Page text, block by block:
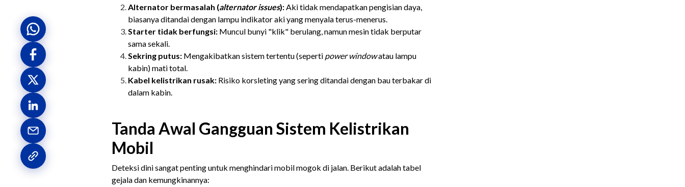
Alternator bermasalah (alternator issues):Aki tidak mendapatkan pengisian daya,
biasanya ditandai dengan lampu indikator aki yang menyala terus-menerus.
Starter tidak berfungsi: Muncul bunyi "klik" berulang, namun mesin tidak berputar
sama sekali.
Sekring putus: Mengakibatkan sistem tertentu (seperti power windowatau lampu
kabin) mati total.
Kabel kelistrikan rusak: Risiko korsleting yang sering ditandai dengan bau terbakar di
dalam kabin.
Tanda Awal Gangguan Sistem Kelistrikan
Mobil
Deteksi dini sangat penting untuk menghindari mobil mogok di jalan. Berikut adalah tabel
gejala dan kemungkinannya: